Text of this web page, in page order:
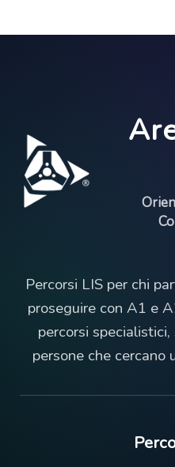
Percorsi LIS per chi
proseguire con A1 e
percorsi
persone che cercano